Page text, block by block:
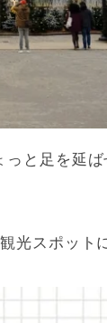
と足を延
光スポット